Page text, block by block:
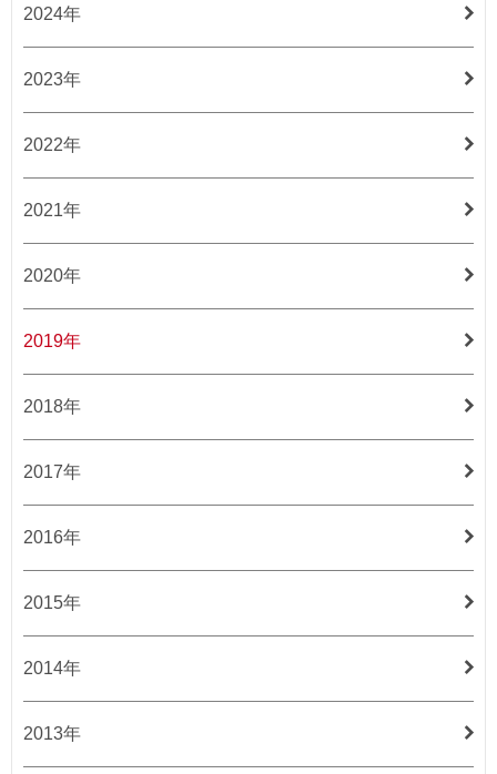
2024年
2023年
2022年
2021年
2020年
2019年
2018年
2017年
2016年
2015年
2014年
2013年